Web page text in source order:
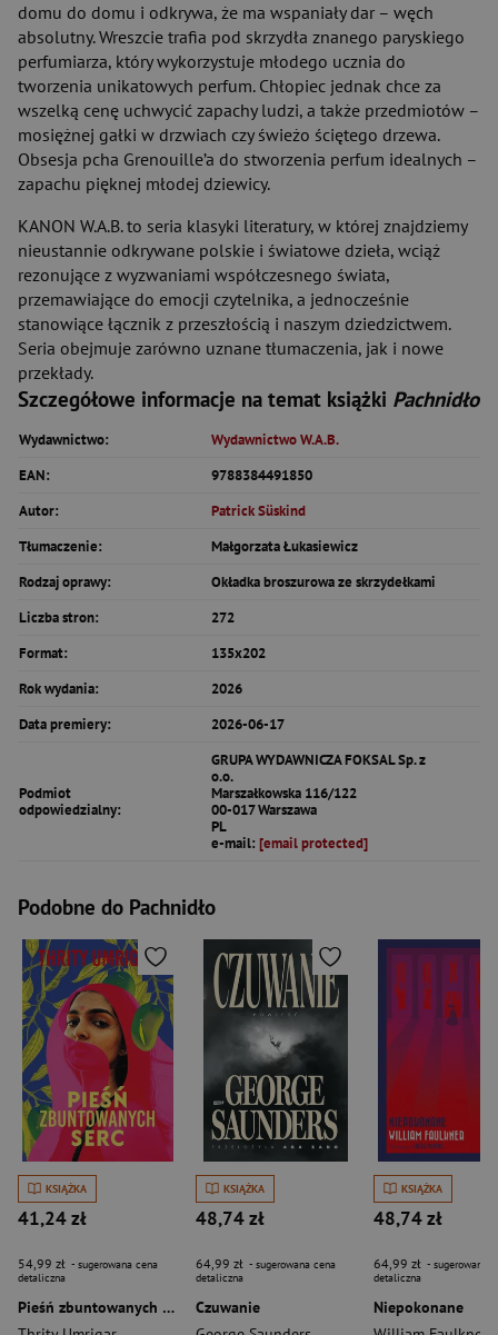
domu do domu i odkrywa, że ma wspaniały dar – węch
absolutny. Wreszcie trafia pod skrzydła znanego paryskiego
perfumiarza, który wykorzystuje młodego ucznia do
tworzenia unikatowych perfum. Chłopiec jednak chce za
wszelką cenę uchwycić zapachy ludzi, a także przedmiotów –
mosiężnej gałki w drzwiach czy świeżo ściętego drzewa.
Obsesja pcha Grenouille’a do stworzenia perfum idealnych –
zapachu pięknej młodej dziewicy.
KANON W.A.B. to seria klasyki literatury, w której znajdziemy
nieustannie odkrywane polskie i światowe dzieła, wciąż
rezonujące z wyzwaniami współczesnego świata,
przemawiające do emocji czytelnika, a jednocześnie
stanowiące łącznik z przeszłością i naszym dziedzictwem.
Seria obejmuje zarówno uznane tłumaczenia, jak i nowe
przekłady.
Szczegółowe informacje na temat książki Pachnidło
Wydawnictwo:
Wydawnictwo W.A.B.
EAN:
9788384491850
Autor:
Patrick Süskind
Tłumaczenie:
Małgorzata Łukasiewicz
Rodzaj oprawy:
Okładka broszurowa ze skrzydełkami
Liczba stron:
272
Format:
135x202
Rok wydania:
2026
Data premiery:
2026-06-17
Podmiot
odpowiedzialny:
GRUPA WYDAWNICZA FOKSAL Sp. z
o.o.
Marszałkowska 116/122
00-017 Warszawa
PL
e-mail: [email protected]
Podobne do Pachnidło
KSIĄŻKA
41,24 zł
54,99 zł - sugerowana cena
detaliczna
Pieśń zbuntowanych serc
KSIĄŻKA
48,74 zł
64,99 zł - sugerowana cena
detaliczna
Czuwanie
KSIĄŻKA
48,74 zł
64,99 zł - sugerowana
detaliczna
Niepokonane